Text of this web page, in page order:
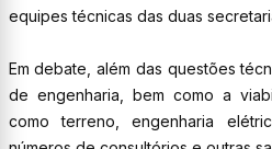
equipes técnicas das duas
Em debate, além das questões
de engenharia, bem como a
como terreno, engenharia